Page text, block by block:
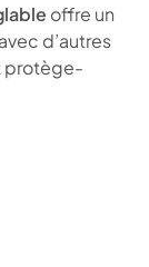
offre un
d’autres
protège-